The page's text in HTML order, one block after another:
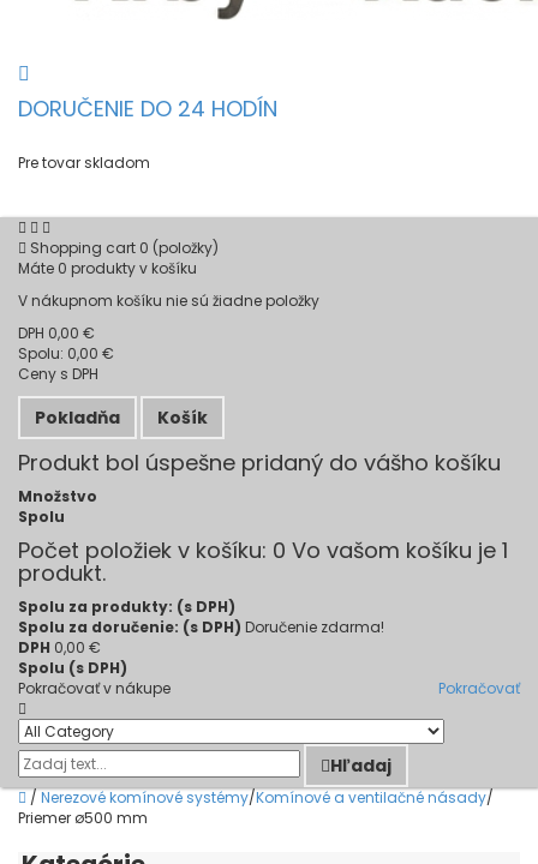
DORUČENIE DO 24 HODÍN
Pre tovar skladom
Shopping cart 0 (položky)
Máte 0 produkty v košíku
V nákupnom košíku nie sú žiadne položky
DPH 0,00 €
Spolu: 0,00 €
Ceny s DPH
Pokladňa Košík
Produkt bol úspešne pridaný do vášho košíku
Množstvo
Spolu
Počet položiek v košíku: 0 Vo vašom košíku je 1
produkt.
Spolu za produkty: (s DPH)
Spolu za doručenie: (s DPH) Doručenie zdarma!
DPH 0,00 €
Spolu (s DPH)
Pokračovať v nákupe
Pokračovať
Hľadaj
/ Nerezové komínové systémy/Komínové a ventilačné násady/
Priemer ø500 mm